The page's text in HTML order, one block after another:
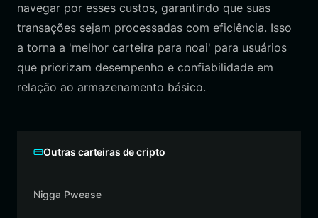
navegar por esses custos, garantindo que suas
transações sejam processadas com eficiência. Isso
a torna a 'melhor carteira para noai' para usuários
que priorizam desempenho e confiabilidade em
relação ao armazenamento básico.
Outras carteiras de cripto
Nigga Pwease